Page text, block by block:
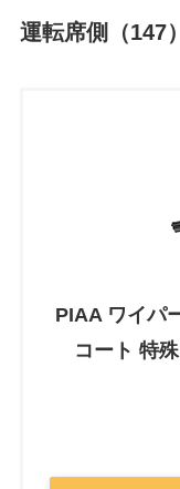
運転席側（147
PIAA ワイパ
コート 特